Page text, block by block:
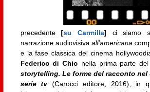
precedente[su Carmilla] ci siamo
narrazione audiovisiva all’americana
e la fase classica del cinema
Federico di Chio nella prima parte
storytelling. Le forme del racconto nel
serie tv
(Carocci editore, 2016), in